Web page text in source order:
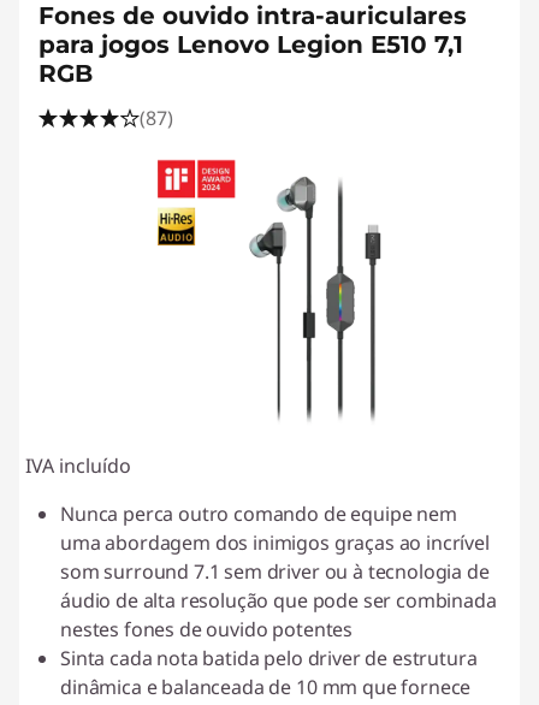
Fones de ouvido intra-auriculares
para jogos Lenovo Legion E510 7,1
RGB
(87)
IVA incluído
Nunca perca outro comando de equipe nem
uma abordagem dos inimigos graças ao incrível
som surround 7.1 sem driver ou à tecnologia de
áudio de alta resolução que pode ser combinada
nestes fones de ouvido potentes
Sinta cada nota batida pelo driver de estrutura
dinâmica e balanceada de 10 mm que fornece